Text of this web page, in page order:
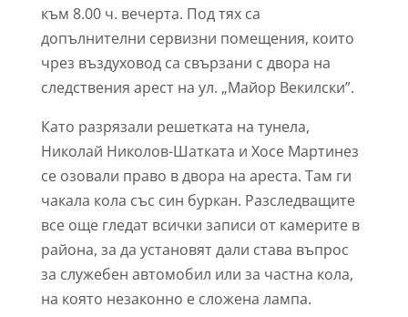
към 8.00 ч. вечерта. Под тях са
допълнителни сервизни помещения, които
чрез въздуховод са свързани с двора на
следствения арест на ул. „Майор Векилски”.
Като разрязали решетката на тунела,
Николай Николов-Шатката и Хосе Мартинез
се озовали право в двора на ареста. Там ги
чакала кола със син буркан. Разследващите
все още гледат всички записи от камерите в
района, за да установят дали става въпрос
за служебен автомобил или за частна кола,
на която незаконно е сложена лампа.